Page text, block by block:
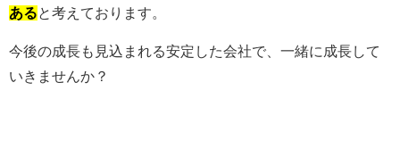
あると考えております。
今後の成長も見込まれる安定した会社で、一緒に成長して
いきませんか？